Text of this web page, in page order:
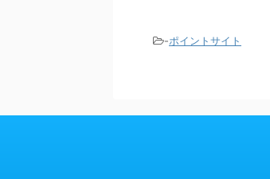
-ポイントサイト